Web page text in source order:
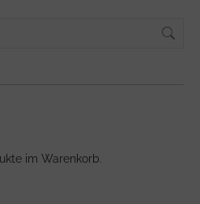
im Warenkorb.